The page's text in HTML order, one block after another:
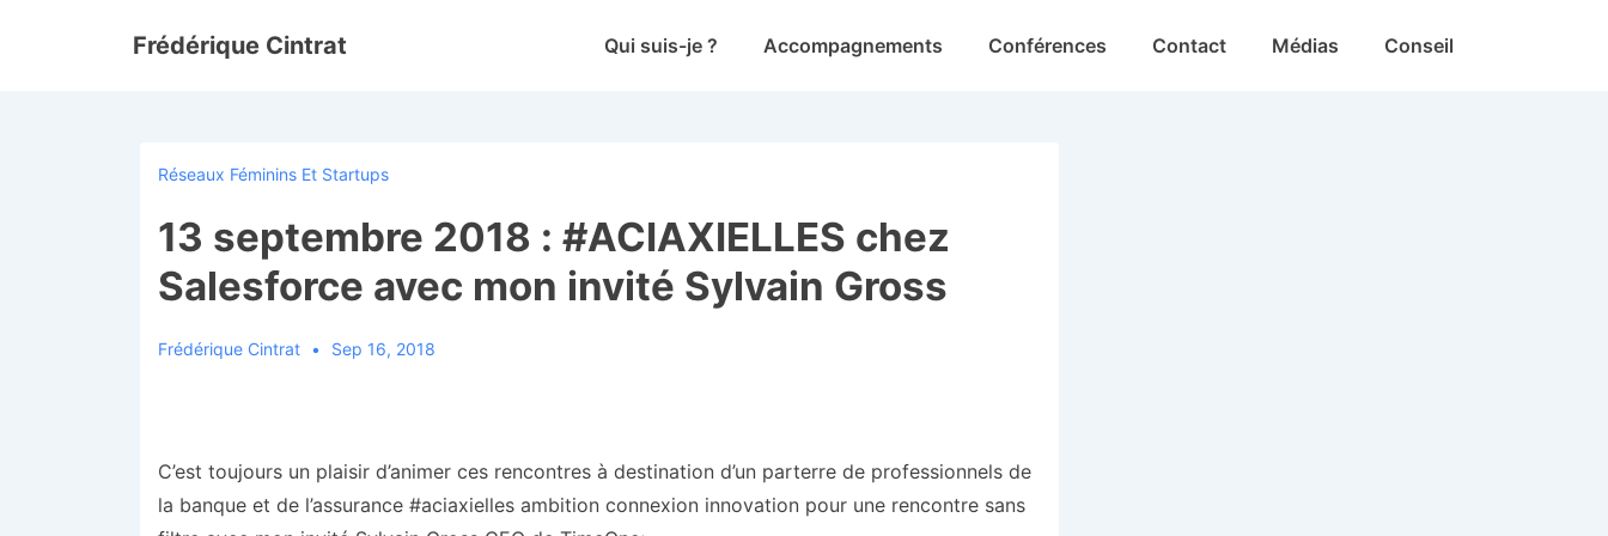
Frédérique Cintrat
MainQui suis-je ? Accompagnements Conférences Contact Médias Conseil
Réseaux Féminins Et Startups
13 septembre 2018 : #ACIAXIELLES chez
Salesforce avec mon invité Sylvain Gross
Frédérique Cintrat Sep 16, 2018
C’est toujours un plaisir d’animer ces rencontres à destination d’un parterre de professionnels de
la banque et de l’assurance #aciaxielles ambition connexion innovation pour une rencontre sans